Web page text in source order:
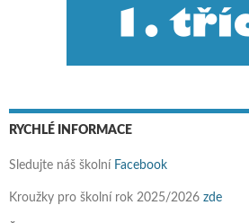
RYCHLÉ INFORMACE
Sledujte náš školní Facebook
Kroužky pro školní rok 2025/2026 zde